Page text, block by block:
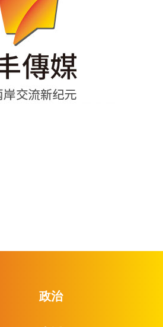
政治